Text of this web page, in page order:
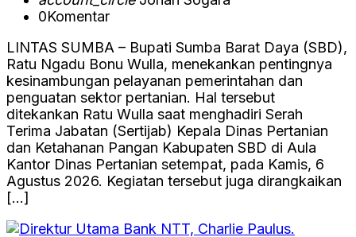
0Komentar
LINTAS SUMBA – Bupati Sumba Barat Daya (SBD),
Ratu Ngadu Bonu Wulla, menekankan pentingnya
kesinambungan pelayanan pemerintahan dan
penguatan sektor pertanian. Hal tersebut
ditekankan Ratu Wulla saat menghadiri Serah
Terima Jabatan (Sertijab) Kepala Dinas Pertanian
dan Ketahanan Pangan Kabupaten SBD di Aula
Kantor Dinas Pertanian setempat, pada Kamis, 6
Agustus 2026. Kegiatan tersebut juga dirangkaikan
[…]